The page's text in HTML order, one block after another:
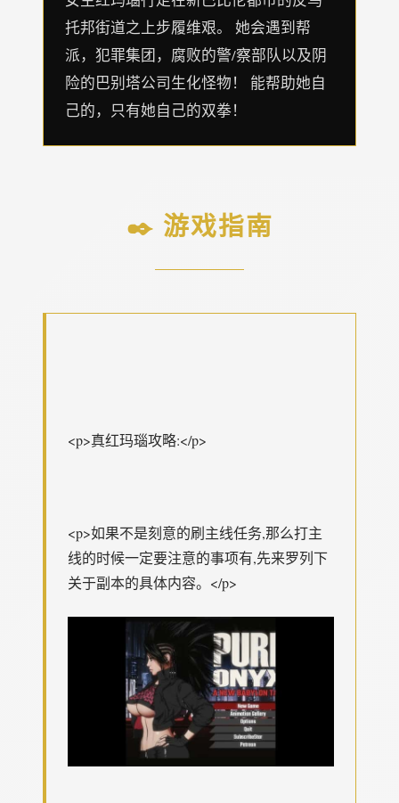
托邦街道之上步履维艰。 她会遇到帮
派，犯罪集团，腐败的警/察部队以及阴
险的巴别塔公司生化怪物！ 能帮助她自
己的，只有她自己的双拳！
✒️ 游戏指南
<p>真红玛瑙攻略:</p>
<p>如果不是刻意的刷主线任务,那么打主
线的时候一定要注意的事项有,先来罗列下
关于副本的具体内容。</p>